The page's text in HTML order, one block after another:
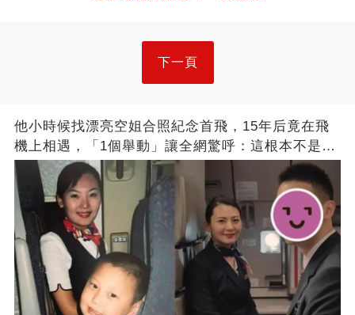
下一頁
他小時候找漂亮空姐合照紀念首飛，15年后竟在飛
機上相遇，「1個舉動」讓全網驚呼：這根本不是巧
合！